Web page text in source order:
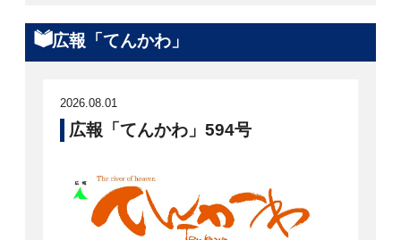
広報「てんかわ」
2026.08.01
広報「てんかわ」594号